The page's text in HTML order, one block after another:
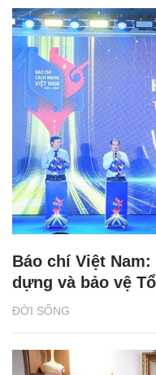
ĐỜI SỐNG
Báo chí Việt
dựng và bảo vệ